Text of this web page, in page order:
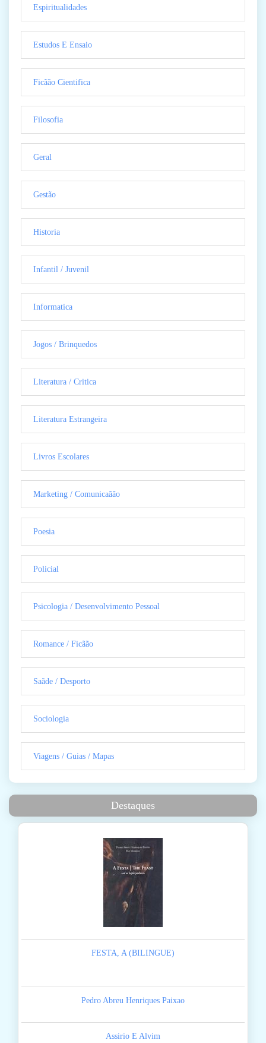
Espiritualidades
Estudos E Ensaio
Ficãão Cientifica
Filosofia
Geral
Gestão
Historia
Infantil / Juvenil
Informatica
Jogos / Brinquedos
Literatura / Critica
Literatura Estrangeira
Livros Escolares
Marketing / Comunicaãão
Poesia
Policial
Psicologia / Desenvolvimento Pessoal
Romance / Ficãão
Saãde / Desporto
Sociologia
Viagens / Guias / Mapas
Destaques
FESTA, A (BILINGUE)
Pedro Abreu Henriques Paixao
Assirio E Alvim